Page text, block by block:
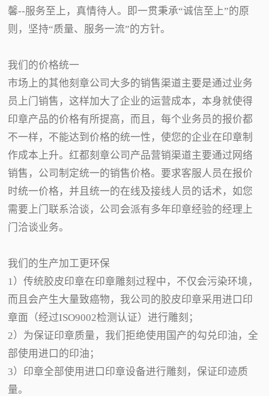
馨--服务至上，真情待人。即一贯秉承“诚信至上”的原
则，坚持“质量、服务一流”的方针。
我们的价格统一
市场上的其他刻章公司大多的销售渠道主要是通过业务
员上门销售，这样加大了企业的运营成本，本身就使得
印章产品的价格有所提高，而且，每个业务员的报价都
不一样，不能达到价格的统一性，使您的企业在印章制
作成本上升。红都刻章公司产品营销渠道主要通过网络
销售，公司制定统一的销售价格。要求客服人员在报价
时统一价格，并且统一的在线及接线人员的话术，如您
需要上门联系洽谈，公司会派有多年印章经验的经理上
门洽谈业务。
我们的生产加工更环保
1）传统胶皮印章在印章雕刻过程中，不仅会污染环境，
而且会产生大量致癌物，我公司的胶皮印章采用进口印
章面（经过ISO9002检测认证）进行雕刻；
2）为保证印章质量，我们拒绝使用国产的勾兑印油，全
部使用进口的印油；
3）印章全部使用进口印章设备进行雕刻，保证印迹质
量。